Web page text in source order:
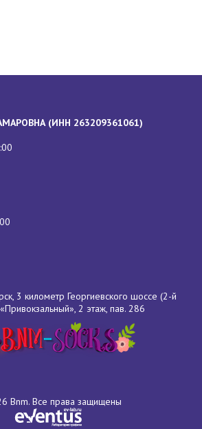
(ИНН 263209361061)
3 километр Георгиевского шоссе (2-й
2 этаж, пав. 286
Bnm. Все права защищены